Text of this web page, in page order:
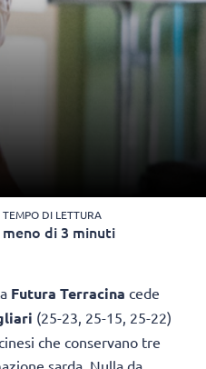
TEMPO DI LETTURA
meno di 3 minuti
Futura Terracina cede
(25-23, 25-15, 25-22)
che conservano tre